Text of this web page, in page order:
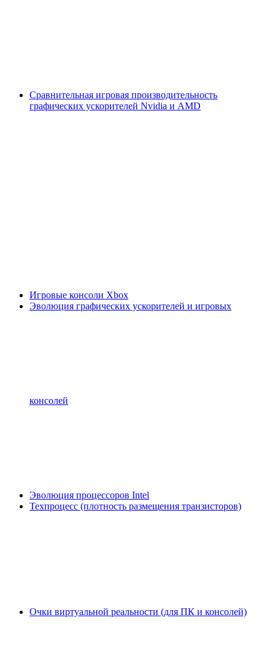
Сравнительная игровая производительность
графических ускорителей Nvidia и AMD
Игровые консоли Xbox
Эволюция графических ускорителей и игровых
консолей
Эволюция процессоров Intel
Техпроцесс (плотность размещения транзисторов)
Очки виртуальной реальности (для ПК и консолей)